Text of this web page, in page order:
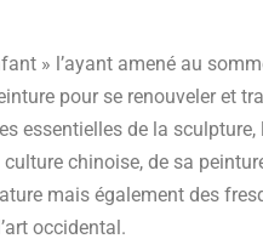
» l’ayant amené au
pour se renouveler et
essentielles de la sculpture,
chinoise, de sa
mais également des
occidental.